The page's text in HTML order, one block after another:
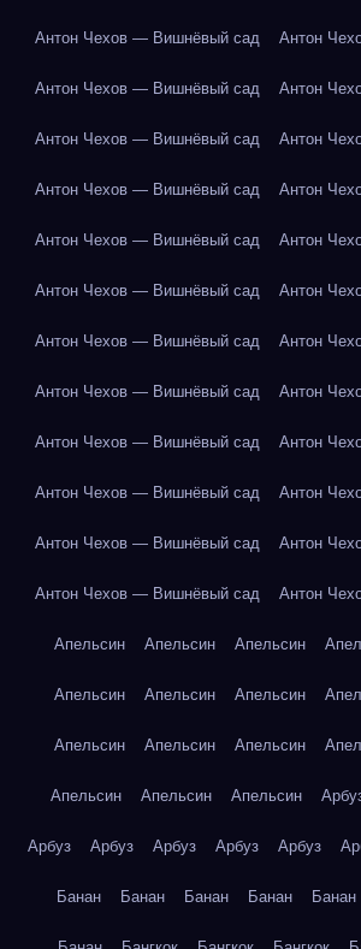
Антон Чехов — Вишнёвый сад Антон
Антон Чехов — Вишнёвый сад Антон
Антон Чехов — Вишнёвый сад Антон
Антон Чехов — Вишнёвый сад Антон
Антон Чехов — Вишнёвый сад Антон
Антон Чехов — Вишнёвый сад Антон
Антон Чехов — Вишнёвый сад Антон
Антон Чехов — Вишнёвый сад Антон
Антон Чехов — Вишнёвый сад Антон
Антон Чехов — Вишнёвый сад Антон
Антон Чехов — Вишнёвый сад Антон
Антон Чехов — Вишнёвый сад Антон
Апельсин Апельсин Апельсин
Апельсин Апельсин Апельсин
Апельсин Апельсин Апельсин
Апельсин Апельсин Апельсин
Арбуз Арбуз Арбуз Арбуз Арбуз
Банан Банан Банан Банан Банан